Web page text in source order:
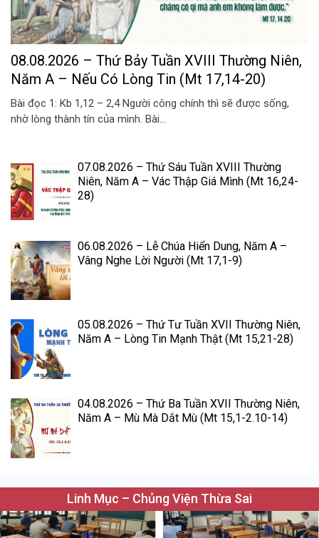
08.08.2026 – Thứ Bảy Tuần XVIII Thường Niên,
Năm A – Nếu Có Lòng Tin (Mt 17,14-20)
Bài đọc 1: Kb 1,12 – 2,4 Người công chính thì sẽ được sống,
nhờ lòng thành tín của mình. Bài...
07.08.2026 – Thứ Sáu Tuần XVIII Thường
Niên, Năm A – Vác Thập Giá Mình (Mt 16,24-
28)
06.08.2026 – Lễ Chúa Hiển Dung, Năm A –
Vâng Nghe Lời Người (Mt 17,1-9)
05.08.2026 – Thứ Tư Tuần XVII Thường Niên,
Năm A – Lòng Tin Mạnh Thật (Mt 15,21-28)
04.08.2026 – Thứ Ba Tuần XVII Thường Niên,
Năm A – Mù Mà Dắt Mù (Mt 15,1-2.10-14)
Linh Mục – Chủng Viện Thừa Sai